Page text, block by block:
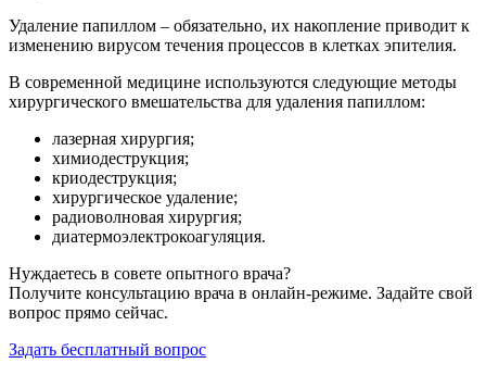
Удаление папиллом – обязательно, их накопление приводит к
изменению вирусом течения процессов в клетках эпителия.
В современной медицине используются следующие методы
хирургического вмешательства для удаления папиллом:
лазерная хирургия;
химиодеструкция;
криодеструкция;
хирургическое удаление;
радиоволновая хирургия;
диатермоэлектрокоагуляция.
Нуждаетесь в совете опытного врача?
Получите консультацию врача в онлайн-режиме. Задайте свой
вопрос прямо сейчас.
Задать бесплатный вопрос